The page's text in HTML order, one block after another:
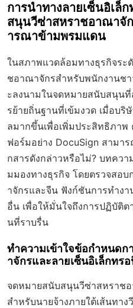
การนำทางลายเซ็นอิเล็
สนุนวีซ่าสหราชอาณาจั
ารณาข้ามพรมแดน
ในสภาพแวดล้อมทางธุรกิจร
ชอาณาจักรสำหรับพนักงานชา
ะลงนามในจดหมายสนับสนุน
รย้ายถิ่นฐานที่เข้มงวด เมื่อบ
ลมากขึ้นเพื่อเพิ่มประสิทธิภา
ฟอร์มอย่าง DocuSign สามาร
กสารดังกล่าวหรือไม่? บทควา
มมองทางธุรกิจ โดยตรวจสอ
าจักรและจีน ฟังก์ชันการทำงา
อื่น เพื่อให้มั่นใจถึงการปฏิบัติต
นที่ราบรื่น
ทำความเข้าใจข้อกำหนด
าจักรและลายเซ็นอิเล็กทร
จดหมายสนับสนุนวีซ่าสหราช
สำหรับนายจ้างภายใต้เส้นทา